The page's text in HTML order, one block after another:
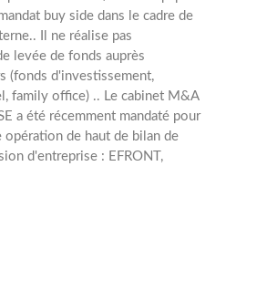
buy side dans le cadre de
Il ne réalise pas
levée de fonds auprès
(fonds d'investissement,
family office) .. Le cabinet M&A
a été récemment mandaté pour
opération de haut de bilan de
d'entreprise : EFRONT,